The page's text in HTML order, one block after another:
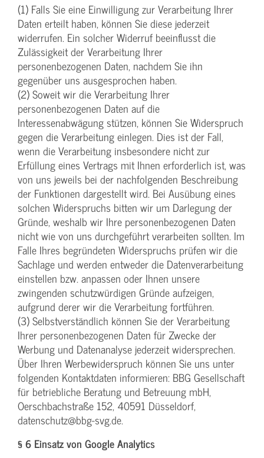
(1) Falls Sie eine Einwilligung zur Verarbeitung Ihrer
Daten erteilt haben, können Sie diese jederzeit
widerrufen. Ein solcher Widerruf beeinflusst die
Zulässigkeit der Verarbeitung Ihrer
personenbezogenen Daten, nachdem Sie ihn
gegenüber uns ausgesprochen haben.
(2) Soweit wir die Verarbeitung Ihrer
personenbezogenen Daten auf die
Interessenabwägung stützen, können Sie Widerspruch
gegen die Verarbeitung einlegen. Dies ist der Fall,
wenn die Verarbeitung insbesondere nicht zur
Erfüllung eines Vertrags mit Ihnen erforderlich ist, was
von uns jeweils bei der nachfolgenden Beschreibung
der Funktionen dargestellt wird. Bei Ausübung eines
solchen Widerspruchs bitten wir um Darlegung der
Gründe, weshalb wir Ihre personenbezogenen Daten
nicht wie von uns durchgeführt verarbeiten sollten. Im
Falle Ihres begründeten Widerspruchs prüfen wir die
Sachlage und werden entweder die Datenverarbeitung
einstellen bzw. anpassen oder Ihnen unsere
zwingenden schutzwürdigen Gründe aufzeigen,
aufgrund derer wir die Verarbeitung fortführen.
(3) Selbstverständlich können Sie der Verarbeitung
Ihrer personenbezogenen Daten für Zwecke der
Werbung und Datenanalyse jederzeit widersprechen.
Über Ihren Werbewiderspruch können Sie uns unter
folgenden Kontaktdaten informieren: BBG Gesellschaft
für betriebliche Beratung und Betreuung mbH,
Oerschbachstraße 152, 40591 Düsseldorf,
datenschutz@bbg-svg.de.
§ 6 Einsatz von Google Analytics